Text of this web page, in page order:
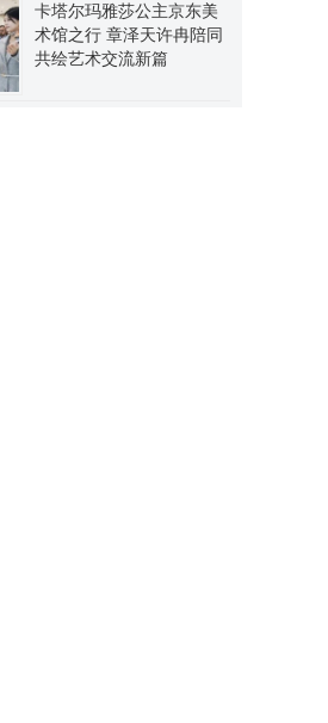
卡塔尔玛雅莎公主京东美
术馆之行 章泽天许冉陪同
共绘艺术交流新篇